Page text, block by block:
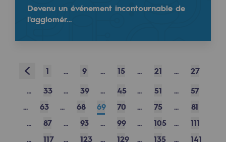
Responsible governance
CADRE, the governance programme
Endowment fund
Read more
@teréga
📢 Teréga organise des enchères stockage à
Devenu un événement incontournable de
l'agglomér…
Prev 1 ... 9 ... 15 ... 21 ...
27
...
33 ... 39 ... 45 ... 51 ...
57
...
63 ... 68 69 70 ... 75 ...
81
...
87 ... 93 ... 99 ... 105 ...
111
...
117 ... 123 ... 129 ... 135 ...
141